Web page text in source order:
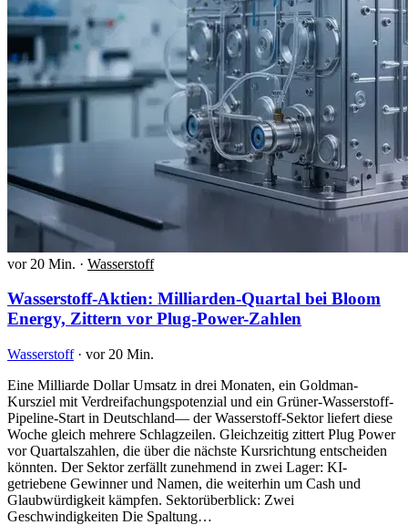
vor 20 Min. · Wasserstoff
Wasserstoff-Aktien: Milliarden-Quartal bei Bloom
Energy, Zittern vor Plug-Power-Zahlen
Wasserstoff · vor 20 Min.
Eine Milliarde Dollar Umsatz in drei Monaten, ein Goldman-
Kursziel mit Verdreifachungspotenzial und ein Grüner-Wasserstoff-
Pipeline-Start in Deutschland— der Wasserstoff-Sektor liefert diese
Woche gleich mehrere Schlagzeilen. Gleichzeitig zittert Plug Power
vor Quartalszahlen, die über die nächste Kursrichtung entscheiden
könnten. Der Sektor zerfällt zunehmend in zwei Lager: KI-
getriebene Gewinner und Namen, die weiterhin um Cash und
Glaubwürdigkeit kämpfen. Sektorüberblick: Zwei
Geschwindigkeiten Die Spaltung…